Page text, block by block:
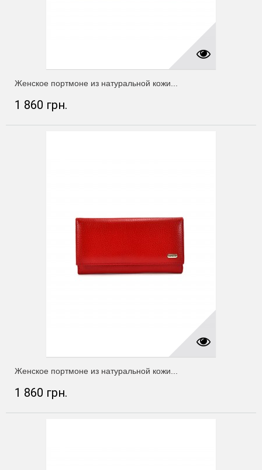
Женское портмоне из натуральной кожи...
1 860 грн.
Женское портмоне из натуральной кожи...
1 860 грн.